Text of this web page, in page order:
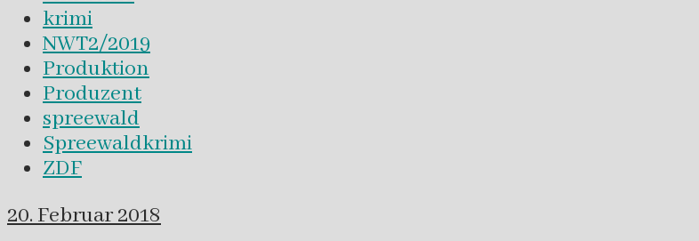
krimi
NWT2/2019
Produktion
Produzent
spreewald
Spreewaldkrimi
ZDF
20. Februar 2018